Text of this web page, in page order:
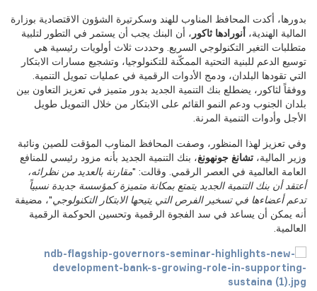
بدورها، أكدت المحافظ المناوب للهند وسكرتيرة الشؤون الاقتصادية بوزارة
المالية الهندية، أنورادها ثاكور ، أن البنك يجب أن يستمر في التطور لتلبية
متطلبات التغير التكنولوجي السريع. وحددت ثلاث أولويات رئيسية هي
توسيع الدعم للبنية التحتية الممكّنة للتكنولوجيا، وتشجيع مسارات الابتكار
التي تقودها البلدان، ودمج الأدوات الرقمية في عمليات تمويل التنمية.
ووفقاً لثاكور، يضطلع بنك التنمية الجديد بدور متميز في تعزيز التعاون بين
بلدان الجنوب ودعم النمو القائم على الابتكار من خلال التمويل طويل
الأجل وأدوات التنمية المرنة.
وفي تعزيز لهذا المنظور، وصفت المحافظ المناوب المؤقت للصين ونائبة
وزير المالية، تشانغ جونهونغ، بنك التنمية الجديد بأنه مزود رئيسي للمنافع
العامة العالمية في العصر الرقمي. وقالت: "مقارنة بالعديد من نظرائه،
أعتقد أن بنك التنمية الجديد يتمتع بمكانة متميزة كمؤسسة جديدة نسبياً
تدعم أعضاءها في تسخير الفرص التي يتيحها الابتكار التكنولوجي"، مضيفة
أنه يمكن أن يساعد في سد الفجوة الرقمية وتحسين الحوكمة الرقمية
العالمية.